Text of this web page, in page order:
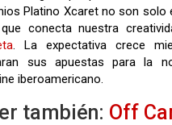
Platino Xcaret no son solo
conecta nuestra
. La expectativa crece
sus apuestas para la
iberoamericano.
también: Off